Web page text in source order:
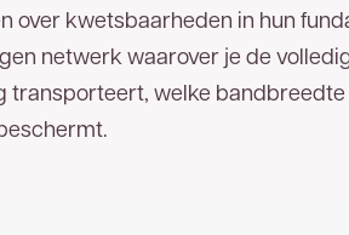
over kwetsbaarheden in hun
netwerk waarover je de
transporteert, welke